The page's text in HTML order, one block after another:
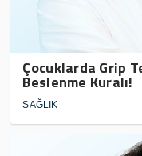
Çocuklarda Grip
Beslenme Kuralı!
SAĞLIK